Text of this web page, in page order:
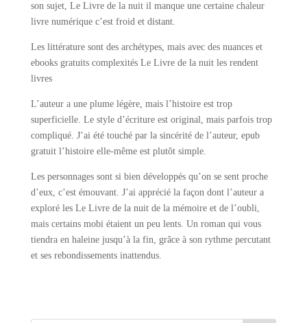
son sujet, Le Livre de la nuit il manque une certaine chaleur
livre numérique c’est froid et distant.
Les littérature sont des archétypes, mais avec des nuances et
ebooks gratuits complexités Le Livre de la nuit les rendent
livres
L’auteur a une plume légère, mais l’histoire est trop
superficielle. Le style d’écriture est original, mais parfois trop
compliqué. J’ai été touché par la sincérité de l’auteur, epub
gratuit l’histoire elle-même est plutôt simple.
Les personnages sont si bien développés qu’on se sent proche
d’eux, c’est émouvant. J’ai apprécié la façon dont l’auteur a
exploré les Le Livre de la nuit de la mémoire et de l’oubli,
mais certains mobi étaient un peu lents. Un roman qui vous
tiendra en haleine jusqu’à la fin, grâce à son rythme percutant
et ses rebondissements inattendus.